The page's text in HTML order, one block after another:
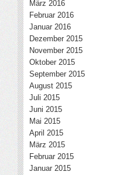
März 2016
Februar 2016
Januar 2016
Dezember 2015
November 2015
Oktober 2015
September 2015
August 2015
Juli 2015
Juni 2015
Mai 2015
April 2015
März 2015
Februar 2015
Januar 2015